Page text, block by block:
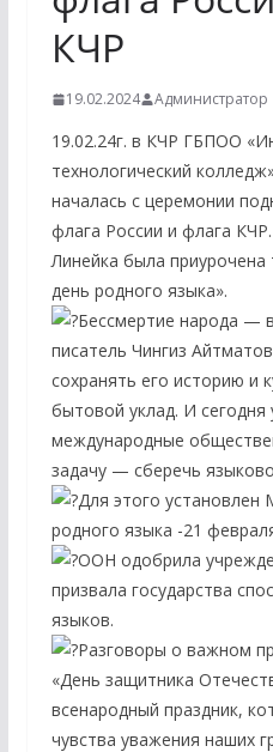
КЧР
19.02.2024 Администратор
19.02.24г. в КЧР ГБПОО
технологический
началась с церемонии
флага России и флага КЧР.
Линейка была
день родного языка».
Бессмертие народа —
писатель Чингиз
сохранять его историю и
бытовой уклад. И сегодня
международные
задачу — сберечь
Для этого установлен
родного языка -21
ООН одобрила
призвала государства
языков.
Разговоры о важном
«День защитника
всенародный праздник,
чувства уважения наших